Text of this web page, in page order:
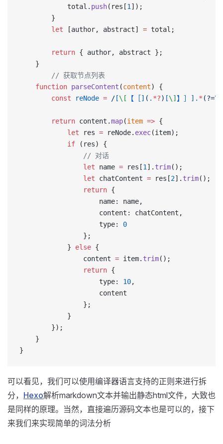
            total.
push(res[1 ]);
        }
        let
[author, abstract] = total;
        return
{ author, abstract };
    }
		// 获取节点列表
    function
parseContent (content) {
        const
reNode = / [\[ 【［] ( . *?) [\] 】］]. * (?=\r
        return
content.map(item => {
            let
res = reNode. exec(item);
            if
(res) {
                // 对话
                let
name = res[1 ]. trim();
                let
chatContent = res[2]. trim();
                return
{
                    name: name,
                    content: chatContent,
                    type:
0
                };
            }
else {
                content
= item. trim();
                return
{
                    type:
10,
                    content
                };
            }
        });
    }
}
可以看见，我们可以使用编译器语言支持的正则来进行拆
分， Hexo解析markdown文本并输出静态html文件，大致也
是同样的原理。当然，直接遍历源码文本也是可以的，接下
来我们来实现简单的词法分析